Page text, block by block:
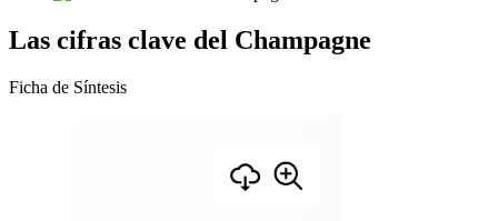
Las cifras clave del Champagne
Ficha de Síntesis